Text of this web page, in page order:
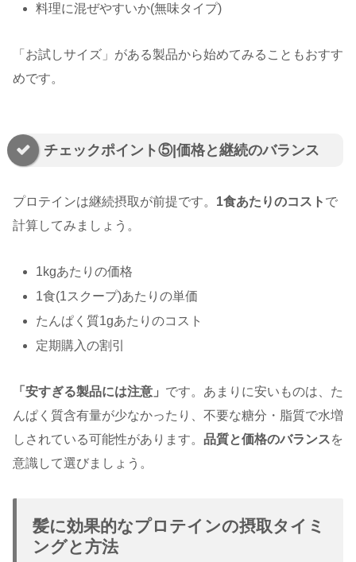
料理に混ぜやすいか(無味タイプ)
「お試しサイズ」がある製品から始めてみることもおすす
めです。
チェックポイント⑤|価格と継続のバランス
プロテインは継続摂取が前提です。 1食あたりのコスト で
計算してみましょう。
1kgあたりの価格
1食(1スクープ)あたりの単価
たんぱく質1gあたりのコスト
定期購入の割引
「安すぎる製品には注意」 です。あまりに安いものは、た
んぱく質含有量が少なかったり、不要な糖分・脂質で水増
しされている可能性があります。 品質と価格のバランスを
意識して選びましょう。
髪に効果的なプロテインの摂取タイミ
ングと方法